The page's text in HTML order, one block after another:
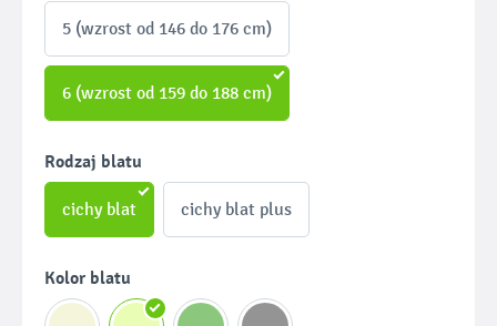
5 (wzrost od 146 do 176 cm)
6 (wzrost od 159 do 188 cm)
Wybierz
Rodzaj blatu
cichy blat cichy blat plus
Wybierz
Kolor blatu